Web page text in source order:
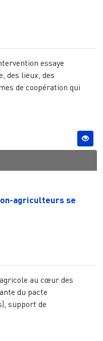
essaye
des lieux, des
de coopération qui
agriculteurs se
au cœur des
du pacte
support de